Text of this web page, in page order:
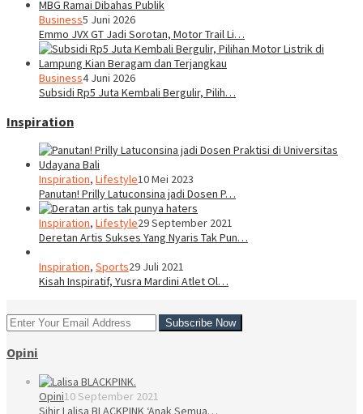
Business5 Juni 2026
Emmo JVX GT Jadi Sorotan, Motor Trail Li…
Business4 Juni 2026
Subsidi Rp5 Juta Kembali Bergulir, Pilih…
Inspiration
Inspiration, Lifestyle10 Mei 2023
Panutan! Prilly Latuconsina jadi Dosen P…
Inspiration, Lifestyle29 September 2021
Deretan Artis Sukses Yang Nyaris Tak Pun…
Inspiration, Sports29 Juli 2021
Kisah Inspiratif, Yusra Mardini Atlet Ol…
Opini
Opini10 September 2021
Sihir Lalisa BLACKPINK ‘Anak Semua…